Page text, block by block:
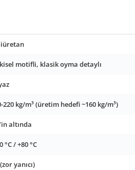
motifli, klasik oyma detaylı
220 kg/m³ (üretim hedefi ~160 kg/m³)
altında
°C / +80 °C
yanıcı)